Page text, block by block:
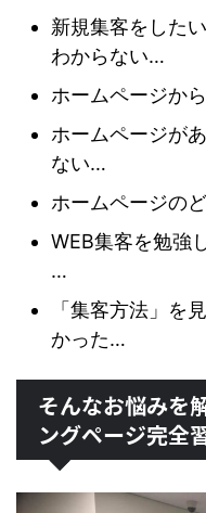
新規集客をした
わからない…
ホームページか
ホームページが
ない…
ホームページの
WEB集客を勉強
…
「集客方法」を
かった…
そんなお悩みを
ングページ完全